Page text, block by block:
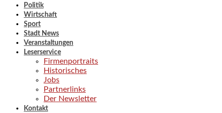
Politik
Wirtschaft
Sport
Stadt News
Veranstaltungen
Leserservice
Firmenportraits
Historisches
Jobs
Partnerlinks
Der Newsletter
Kontakt